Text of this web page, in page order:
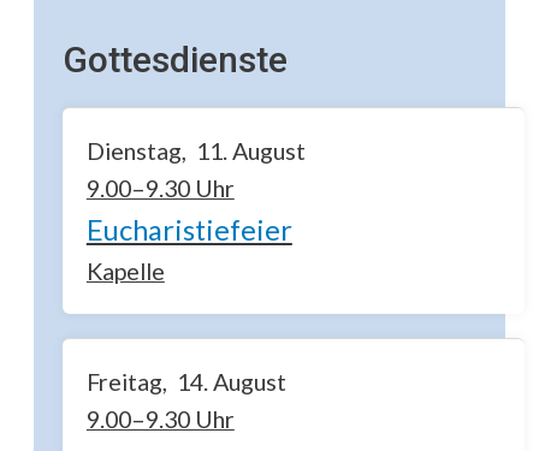
Gottesdienste
Dienstag 11 August
9.00–9.30 Uhr
Eucharistiefeier
Kapelle
Freitag 14 August
9.00–9.30 Uhr